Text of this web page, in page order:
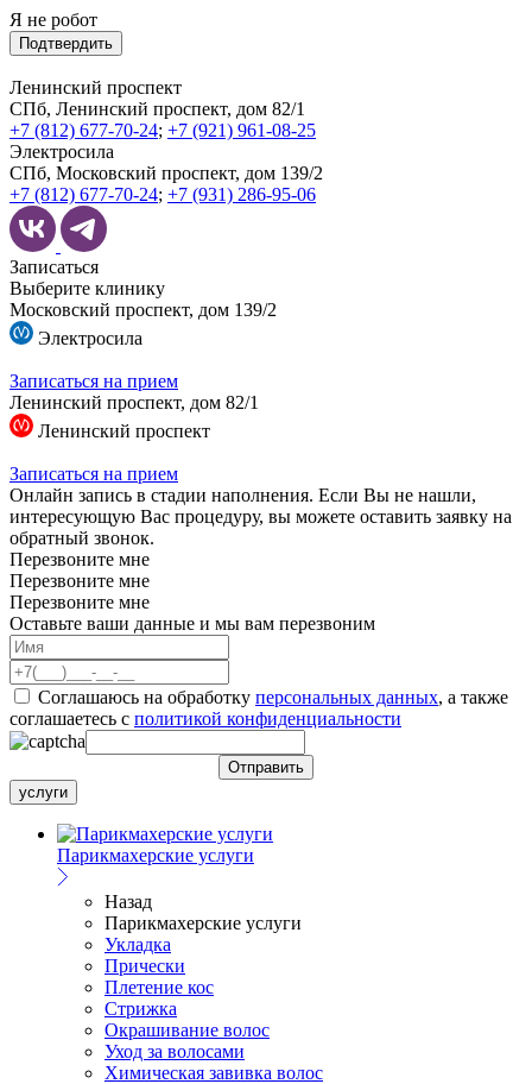
Я не робот
Подтвердить
Ленинский проспект
СПб, Ленинский проспект, дом 82/1
+7 (812) 677-70-24; +7 (921) 961-08-25
Электросила
СПб, Московский проспект, дом 139/2
+7 (812) 677-70-24; +7 (931) 286-95-06
Записаться
Выберите клинику
Московский проспект, дом 139/2
Электросила
Записаться на прием
Ленинский проспект, дом 82/1
Ленинский проспект
Записаться на прием
Онлайн запись в стадии наполнения. Если Вы не нашли,
интересующую Вас процедуру, вы можете оставить заявку на
обратный звонок.
Перезвоните мне
Перезвоните мне
Перезвоните мне
Оставьте ваши данные и мы вам перезвоним
Соглашаюсь на обработку персональных данных, а также
соглашаетесь c политикой конфиденциальности
услуги
Парикмахерские услуги
Назад
Парикмахерские услуги
Укладка
Прически
Плетение кос
Стрижка
Окрашивание волос
Уход за волосами
Химическая завивка волос